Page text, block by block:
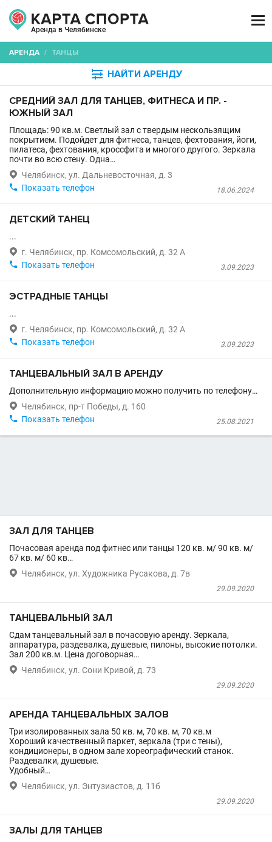
Аренда в Челябинске

АРЕНДА / ТАНЦЫ
 НАЙТИ АРЕНДУ
СРЕДНИЙ ЗАЛ ДЛЯ ТАНЦЕВ, ФИТНЕСА И ПР. -
ЮЖНЫЙ ЗАЛ
Площадь: 90 кв.м. Светлый зал с твердым нескользящим
покрытием. Подойдет для фитнеса, танцев, фехтования, йоги,
пилатеса, фехтования, кроссфита и многого другого. Зеркала
почти во всю стену. Одна…
 Челябинск, ул. Дальневосточная, д. 3
18.06.2024
 Показать телефон
ДЕТСКИЙ ТАНЕЦ
...
 г. Челябинск, пр. Комсомольский, д. 32 А
3.09.2023
 Показать телефон
ЭСТРАДНЫЕ ТАНЦЫ
...
 г. Челябинск, пр. Комсомольский, д. 32 А
3.09.2023
 Показать телефон
ТАНЦЕВАЛЬНЫЙ ЗАЛ В АРЕНДУ
Дополнительную информацию можно получить по телефону…
 Челябинск, пр-т Победы, д. 160
25.08.2021
 Показать телефон
ЗАЛ ДЛЯ ТАНЦЕВ
Почасовая аренда под фитнес или танцы 120 кв. м/ 90 кв. м/
67 кв. м/ 60 кв…
 Челябинск, ул. Художника Русакова, д. 7в
29.09.2020
ТАНЦЕВАЛЬНЫЙ ЗАЛ
Сдам танцевальный зал в почасовую аренду. Зеркала,
аппаратура, раздевалка, душевые, пилоны, высокие потолки.
Зал 200 кв.м. Цена договорная…
 Челябинск, ул. Сони Кривой, д. 73
29.09.2020
АРЕНДА ТАНЦЕВАЛЬНЫХ ЗАЛОВ
Три изолированных зала 50 кв. м, 70 кв. м, 70 кв.м
Хороший качественный паркет, зеркала (три с тены),
кондиционеры, в одном зале хореографический станок.
Раздевалки, душевые.
Удобный…
 Челябинск, ул. Энтузиастов, д. 11б
29.09.2020
ЗАЛЫ ДЛЯ ТАНЦЕВ